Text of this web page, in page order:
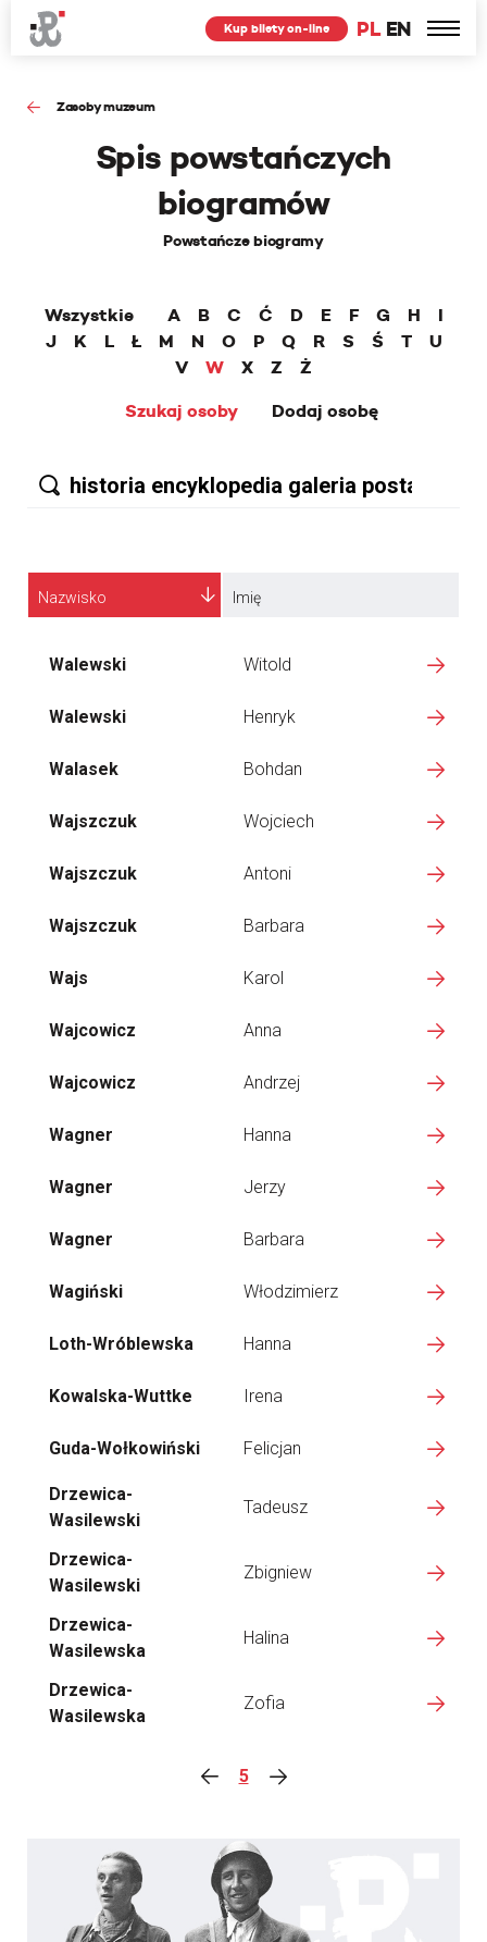
PL EN
Kup bilety on-line
Zasoby muzeum
Spis powstańczych
biogramów
Powstańcze biogramy
Wszystkie A B C Ć D E F G H
I
J
K L Ł M N O P Q R S Ś T
U
V
W X Z
Ż
Szukaj osoby
Dodaj osobę
Nazwisko Imię
Walewski Witold
Walewski Henryk
Walasek Bohdan
Wajszczuk Wojciech
Wajszczuk Antoni
Wajszczuk Barbara
Wajs Karol
Wajcowicz Anna
Wajcowicz Andrzej
Wagner Hanna
Wagner Jerzy
Wagner Barbara
Wagiński Włodzimierz
Loth-Wróblewska Hanna
Kowalska-Wuttke Irena
Guda-Wołkowiński Felicjan
Drzewica-
Wasilewski
Tadeusz
Drzewica-
Wasilewski
Zbigniew
Drzewica-
Wasilewska
Halina
Drzewica-
Wasilewska
Zofia
5